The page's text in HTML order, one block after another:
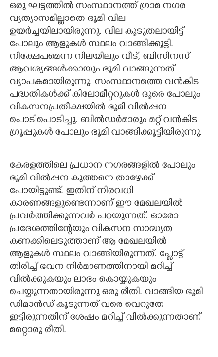
ഒരു ഘട്ടത്തില്‍ സംസ്ഥാനത്ത് ഗ്രാമ നഗര
വ്യത്യാസമില്ലാതെ ഭൂമി വില
ഉയര്‍ച്ചയിലായിരുന്നു. വില കൂടുതലായിട്ട്
പോലും ആളുകള്‍ സ്ഥലം വാങ്ങിക്കൂട്ടി.
നിക്ഷേപമെന്ന നിലയിലും വീട്, ബിസിനസ്
ആവശ്യങ്ങള്‍ക്കായും ഭൂമി വാങ്ങുന്നത്
വ്യാപകമായിരുന്നു. സംസ്ഥാനത്തെ വന്‍കിട
പദ്ധതികള്‍ക്ക് കിലോമീറ്ററുകള്‍ ദൂരെ പോലും
വികസനപ്രതീക്ഷയില്‍ ഭൂമി വില്‍പ്പന
പൊടിപൊടിച്ചു. ബില്‍ഡര്‍മാരും മറ്റ് വന്‍കിട
ഗ്രൂപ്പുകള്‍ പോലും ഭൂമി വാങ്ങിക്കൂട്ടിയിരുന്നു.
കേരളത്തിലെ പ്രധാന നഗരങ്ങളില്‍ പോലും
ഭൂമി വില്‍പ്പന കുത്തനെ താഴേക്ക്
പോയിട്ടുണ്ട്. ഇതിന് നിരവധി
കാരണങ്ങളുണ്ടെന്നാണ് ഈ മേഖലയില്‍
പ്രവര്‍ത്തിക്കുന്നവര്‍ പറയുന്നത്. ഓരോ
പ്രദേശത്തിന്റേയും വികസന സാദ്ധ്യത
കണക്കിലെടുത്താണ് ആ മേഖലയില്‍
ആളുകള്‍ സ്ഥലം വാങ്ങിയിരുന്നത്. പ്ലോട്ട്
തിരിച്ച് ഭവന നിര്‍മാണത്തിനായി മറിച്ച്
വില്‍ക്കുകയും ലാഭം കൊയ്യുകയും
ചെയ്യുന്നതായിരുന്നു ഒരു രീതി. വാങ്ങിയ ഭൂമി
ഡിമാന്‍ഡ് കൂടുന്നത് വരെ വെറുതേ
ഇട്ടിരുന്നതിന് ശേഷം മറിച്ച് വില്‍ക്കുന്നതാണ്
മറ്റൊരു രീതി.